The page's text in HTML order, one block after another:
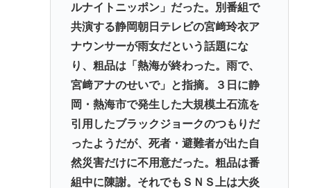
Powered by livedoor 相互RSS
ルナイトニッポン」だった。別番組で
共演する静岡朝日テレビの宮﨑玲衣ア
ナウンサーが雨女だという話題にな
り、粗品は「熱海が終わった。雨で、
宮﨑アナのせいで」と指摘。３日に静
岡・熱海市で発生した大規模土石流を
引用したブラックジョークのつもりだ
ったようだが、死者・避難者が出た自
然災害だけに不用意だった。粗品は番
組中に陳謝。それでもＳＮＳ上は大炎